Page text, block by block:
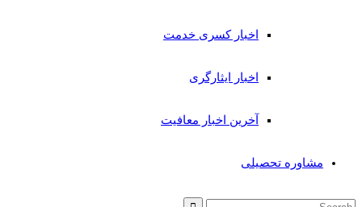
اخبار کسری خدمت
اخبار ایثارگری
آخرین اخبار معافیت
مشاوره تحصیلی